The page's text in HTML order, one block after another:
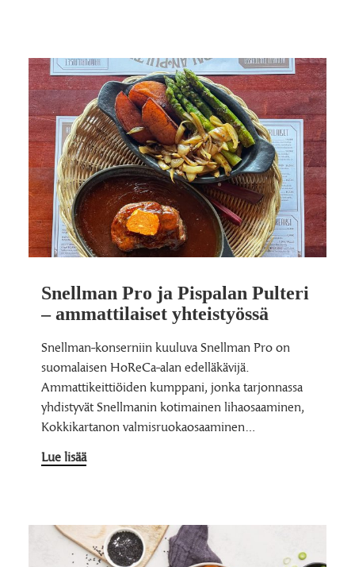
Snellman Pro ja Pispalan Pulteri
– ammattilaiset yhteistyössä
Snellman-konserniin kuuluva Snellman Pro on
suomalaisen HoReCa-alan edelläkävijä.
Ammattikeittiöiden kumppani, jonka tarjonnassa
yhdistyvät Snellmanin kotimainen lihaosaaminen,
Kokkikartanon valmisruokaosaaminen…
Lue lisää